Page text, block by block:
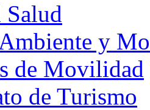
y
de Movilidad
de Turismo